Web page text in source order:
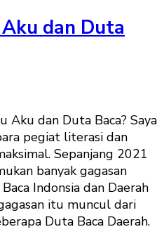
dan Duta
Aku dan Duta Baca? Saya
pegiat literasi dan
Sepanjang 2021
banyak gagasan
Indonsia dan Daerah
itu muncul dari
Duta Baca Daerah.